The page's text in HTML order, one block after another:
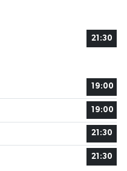
21:30
19:00
19:00
21:30
21:30